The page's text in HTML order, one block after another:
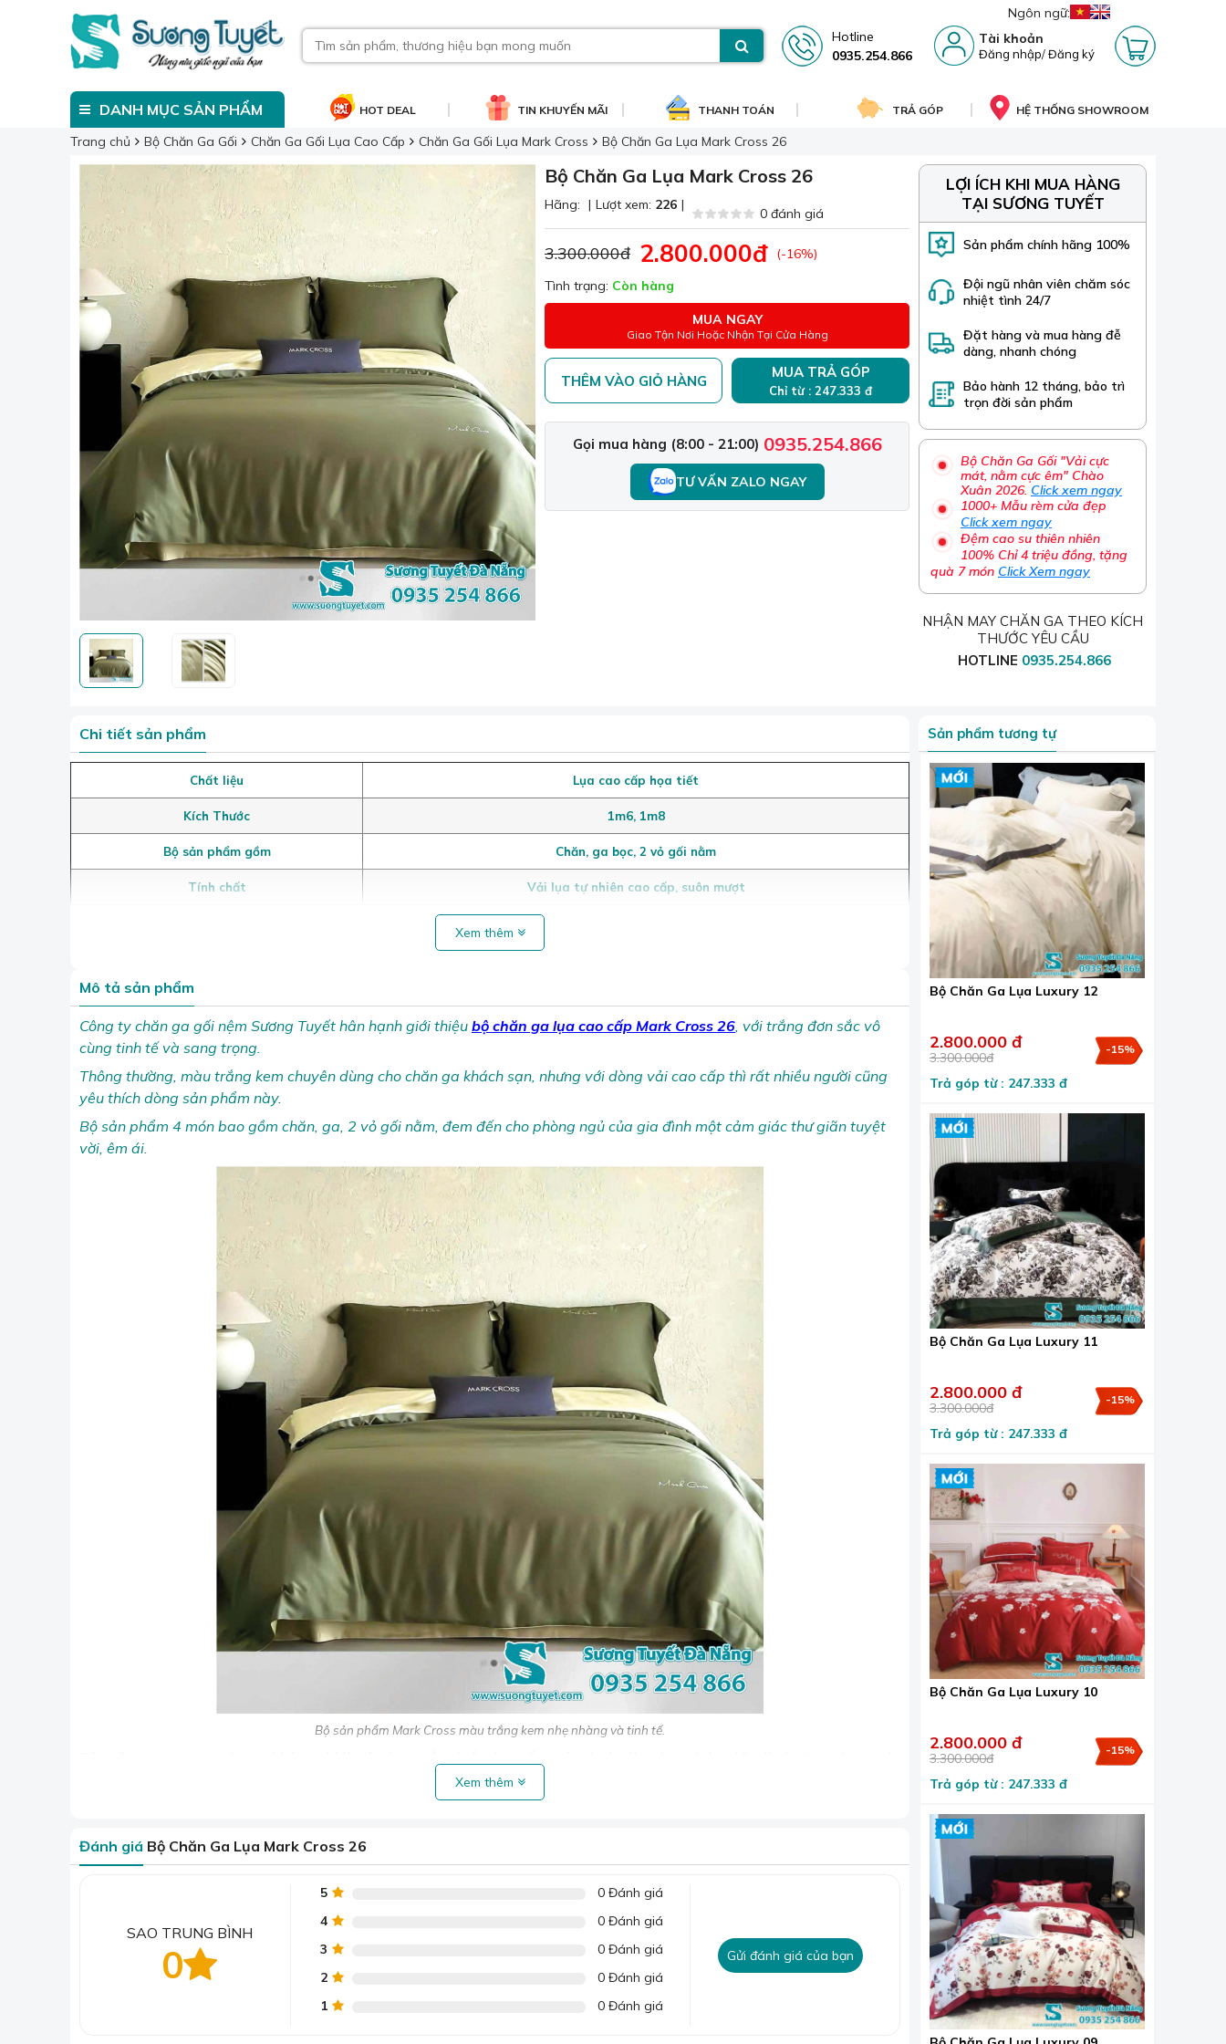
Ngôn ngữ:
Hotline
0935.254.866
Tài khoản
Đăng nhập/Đăng ký
DANH MỤC SẢN PHẨM HOT DEAL TIN KHUYẾN MÃI THANH TOÁN TRẢ GÓP HỆ THỐNG SHOWROOM
Trang chủ Bộ Chăn Ga Gối Chăn Ga Gối Lụa Cao Cấp Chăn Ga Gối Lụa Mark Cross Bộ Chăn Ga Lụa Mark Cross 26
Bộ Chăn Ga Lụa Mark Cross 26
Hãng: | Lượt xem: 226 |
0 đánh giá
3.300.000đ 2.800.000đ
(-16%)
Tình trạng: Còn hàng
MUA NGAY
Giao Tận Nơi Hoặc Nhận Tại Cửa Hàng
THÊM VÀO GIỎ HÀNG MUA TRẢ GÓP
Chỉ từ : 247.333 đ
Gọi mua hàng (8:00 - 21:00) 0935.254.866
TƯ VẤN ZALO NGAY
LỢI ÍCH KHI MUA HÀNG
TẠI SƯƠNG TUYẾT
Sản phẩm chính hãng 100%
Đội ngũ nhân viên chăm sóc
nhiệt tình 24/7
Đặt hàng và mua hàng đễ
dàng, nhanh chóng
Bảo hành 12 tháng, bảo trì
trọn đời sản phẩm
Bộ Chăn Ga Gối "Vải cực
mát, nằm cực êm" Chào
Xuân 2026. Click xem ngay
1000+ Mẫu rèm cửa đẹp
Click xem ngay
Đệm cao su thiên nhiên
100% Chỉ 4 triệu đồng, tặng
quà 7 món Click Xem ngay
NHẬN MAY CHĂN GA THEO KÍCH
THƯỚC YÊU CẦU
HOTLINE 0935.254.866
Chi tiết sản phẩm
Chất liệu Lụa cao cấp họa tiết
Kích Thước 1m6, 1m8
Bộ sản phẩm gồm Chăn, ga bọc, 2 vỏ gối nằm
Tính chất Vải lụa tự nhiên cao cấp, suôn mượt
Xem thêm
Mô tả sản phẩm
Công ty chăn ga gối nệm Sương Tuyết hân hạnh giới thiệu bộ chăn ga lụa cao cấp Mark Cross 26, với trắng đơn sắc vô
cùng tinh tế và sang trọng.
Thông thường, màu trắng kem chuyên dùng cho chăn ga khách sạn, nhưng với dòng vải cao cấp thì rất nhiều người cũng
yêu thích dòng sản phẩm này.
Bộ sản phẩm 4 món bao gồm chăn, ga, 2 vỏ gối nằm, đem đến cho phòng ngủ của gia đình một cảm giác thư giãn tuyệt
vời, êm ái.
Bộ sản phẩm Mark Cross màu trắng kem nhẹ nhàng và tinh tế.
Sản phẩm rất dễ nhận biết và phân biệt với nhãn dán màu đen, chữ vàng được may trên thành. Cùng với đó, logo thương
Xem thêm
Đánh giá Bộ Chăn Ga Lụa Mark Cross 26
SAO TRUNG BÌNH
0
5
0 Đánh giá
4
0 Đánh giá
3
0 Đánh giá
2
0 Đánh giá
1
0 Đánh giá
Gửi đánh giá của bạn
Sản phẩm tương tự
Bộ Chăn Ga Lụa Luxury 12
2.800.000 đ
3.300.000đ
-15%
Trả góp từ : 247.333 đ
Bộ Chăn Ga Lụa Luxury 11
2.800.000 đ
3.300.000đ
-15%
Trả góp từ : 247.333 đ
Bộ Chăn Ga Lụa Luxury 10
2.800.000 đ
3.300.000đ
-15%
Trả góp từ : 247.333 đ